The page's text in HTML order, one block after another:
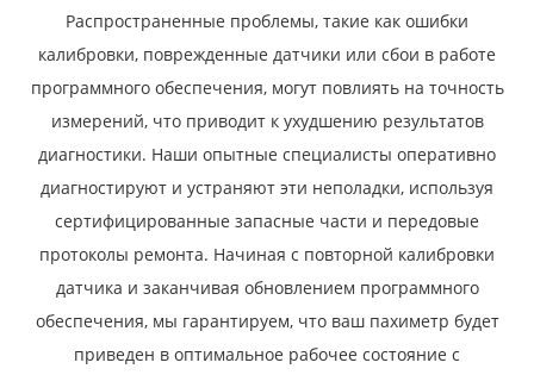
Распространенные проблемы, такие как ошибки
калибровки, поврежденные датчики или сбои в работе
программного обеспечения, могут повлиять на точность
измерений, что приводит к ухудшению результатов
диагностики. Наши опытные специалисты оперативно
диагностируют и устраняют эти неполадки, используя
сертифицированные запасные части и передовые
протоколы ремонта. Начиная с повторной калибровки
датчика и заканчивая обновлением программного
обеспечения, мы гарантируем, что ваш пахиметр будет
приведен в оптимальное рабочее состояние с